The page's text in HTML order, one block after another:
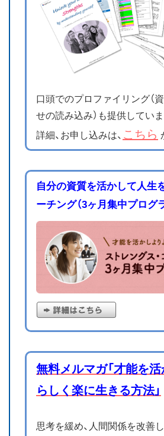
口頭でのプロファイリング（
せの読み込み）も提供していま
詳細、お申し込みは、 こちら
自分の資質を活かして人生
ーチング（3ヶ月集中プログ
無料メルマガ「才能を
らしく楽に生きる方法」
思考を緩め、人間関係を改善